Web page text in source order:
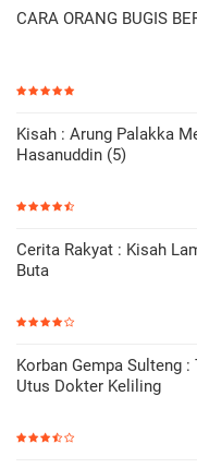
CARA ORANG BUGIS
Kisah : Arung Palakka
Hasanuddin (5)
Cerita Rakyat : Kisah
Buta
Korban Gempa Sulteng
Utus Dokter Keliling